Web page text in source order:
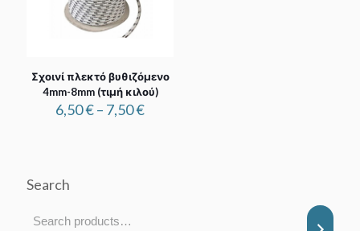
Σχοινί πλεκτό βυθιζόμενο
4mm-8mm (τιμή κιλού)
6,50€– 7,50€Price
Search